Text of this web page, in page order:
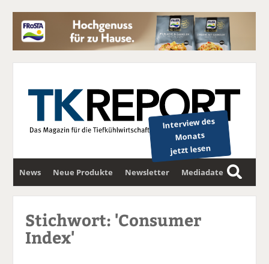
Interview des
Monats
jetzt lesen
News Neue Produkte Newsletter Mediadaten
S
u
Stichwort: 'Consumer
Index'